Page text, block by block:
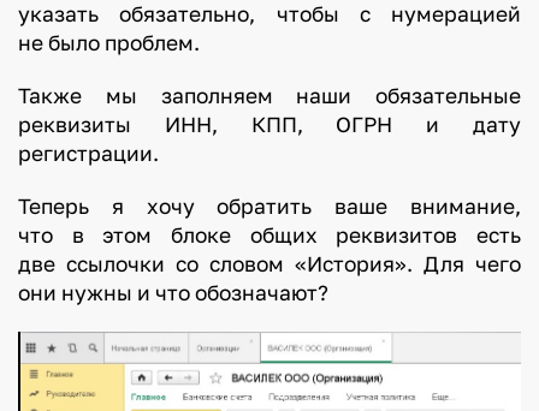
указать обязательно, чтобы с нумерацией
не было проблем.
Также мы заполняем наши обязательные
реквизиты ИНН, КПП, ОГРН и дату
регистрации.
Теперь я хочу обратить ваше внимание,
что в этом блоке общих реквизитов есть
две ссылочки со словом «История». Для чего
они нужны и что обозначают?